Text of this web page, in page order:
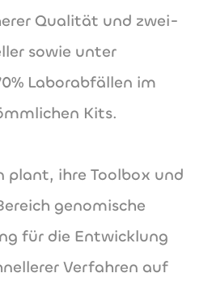
Qualität und zwei-
sowie unter
Laborabfällen im
Kits.
plant, ihre Toolbox und
genomische
für die Entwicklung
Verfahren auf